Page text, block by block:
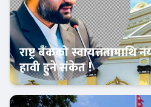
आजको विशेष
राष्ट्र बैंकको स्वायत्ततामाथि
हावी हुने संकेत !